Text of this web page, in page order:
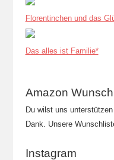
Florentinchen und das
Das alles ist Familie*
Amazon
Du wilst uns
Dank. Unsere
Instagram